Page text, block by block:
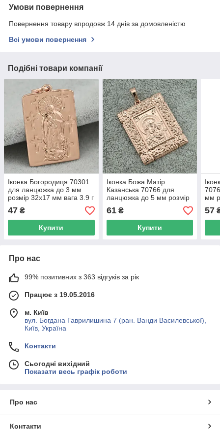
Умови повернення
Повернення товару впродовж 14 днів за домовленістю
Всі умови повернення
Подібні товари компанії
Іконка Богородиця 70301
для ланцюжка до 3 мм
розмір 32х17 мм вага 3.9 г
позолота РО
47 ₴
Купити
Іконка Божа Матір
Казанська 70766 для
ланцюжка до 5 мм розмір
45х29 мм вага 9.5 г
позолота РО
61₴
Купити
мм
6.1
57
Про нас
99% позитивних з 363 відгуків за рік
Працює з 19.05.2016
м. Київ
вул. Богдана Гаврилишина 7 (ран. Ванди Василевської),
Київ, Україна
Контакти
Сьогодні вихідний
Показати весь графік роботи
Про нас
Контакти